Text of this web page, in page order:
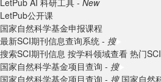
LetPub AI 科研工具 - New
LetPub公开课
国家自然科学基金申报课程
最新SCI期刊信息查询系统 - 搜
搜索SCI期刊信息 按学科领域查看 热门
国家自然科学基金项目查询 - 搜
国家自然科学基金项目查询 - 搜 国家自然